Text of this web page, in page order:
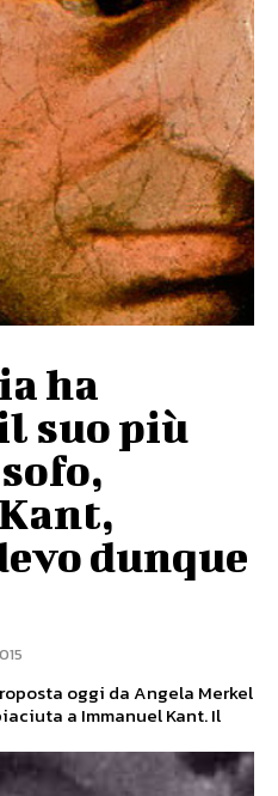
ha
suo più
dunque
a Immanuel Kant. Il